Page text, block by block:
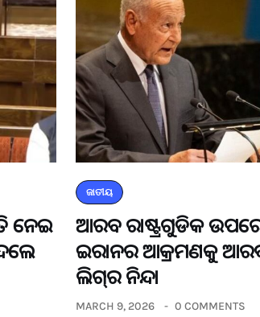
ନେଇ
ଜାତୀୟ
ଆରବ ରାଷ୍ଟ୍ରଗୁଡିକ
ଇରାନର ଆକ୍ରମଣକୁ
ଲିଗ୍‌ର ନିନ୍ଦା
MARCH 9, 2026 0 COMMENTS